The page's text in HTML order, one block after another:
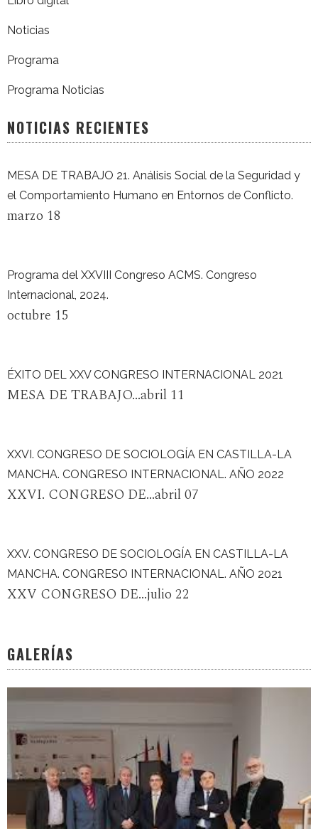
Noticias
Programa
Programa Noticias
NOTICIAS RECIENTES
MESA DE TRABAJO 21. Análisis Social de la Seguridad y
el Comportamiento Humano en Entornos de Conflicto.
marzo 18
Programa del XXVIII Congreso ACMS. Congreso
Internacional, 2024.
octubre 15
ÉXITO DEL XXV CONGRESO INTERNACIONAL 2021
MESA DE TRABAJO...abril 11
XXVI. CONGRESO DE SOCIOLOGÍA EN CASTILLA-LA
MANCHA. CONGRESO INTERNACIONAL. AÑO 2022
XXVI. CONGRESO DE...abril 07
XXV. CONGRESO DE SOCIOLOGÍA EN CASTILLA-LA
MANCHA. CONGRESO INTERNACIONAL. AÑO 2021
XXV CONGRESO DE...julio 22
GALERÍAS